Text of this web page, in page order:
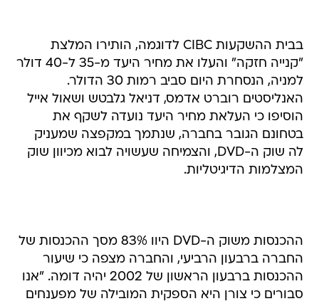
בבית ההשקעות CIBC לדוגמה, הותירו המלצת
"קנייה חזקה" והעלו את מחיר היעד מ-35 ל-40 דולר
למניה, הנסחרת היום סביב רמות 30 הדולר.
האנליסטים רוברט אדמס, דניאל גלבטש ושאול אייל
הוסיפו כי העלאת מחיר היעד נועדה לשקף את
בטחונם הגובר בחברה, שנתמך במקפצה שמעניק
לה שוק ה-DVD, והצמיחה שעשויה לבוא מכיוון שוק
המצלמות הדיגיטליות.
ההכנסות משוק ה-DVD היוו 83% מסך ההכנסות של
החברה ברבעון הרביעי, והחברה מצפה כי שיעור
ההכנסות ברבעון הראשון של 2002 יהיה דומה. "אנו
סבורים כי צורן היא הספקית המובילה של מפענחים